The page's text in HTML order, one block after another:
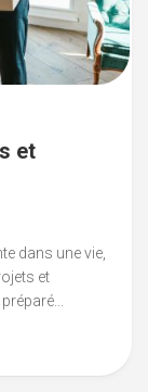
et
dans une vie,
et